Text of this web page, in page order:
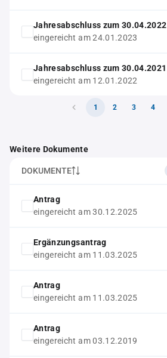
Jahresabschluss zum 30.04.2022
eingereicht am 24.01.2023
Jahresabschluss zum 30.04.2021
eingereicht am 12.01.2022
1 2 3 4
Weitere Dokumente
DOKUMENTE
Antrag
eingereicht am 30.12.2025
Ergänzungsantrag
eingereicht am 11.03.2025
Antrag
eingereicht am 11.03.2025
Antrag
eingereicht am 03.12.2019